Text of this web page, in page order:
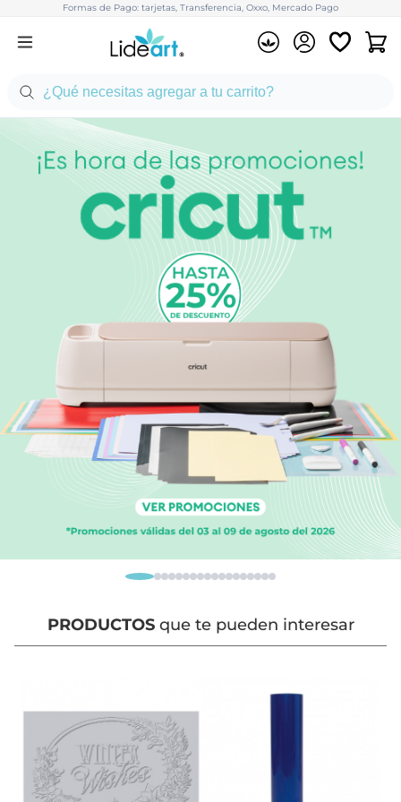
Formas de Pago: tarjetas, Transferencia, Oxxo, Mercado Pago
PRODUCTOSque te pueden interesar